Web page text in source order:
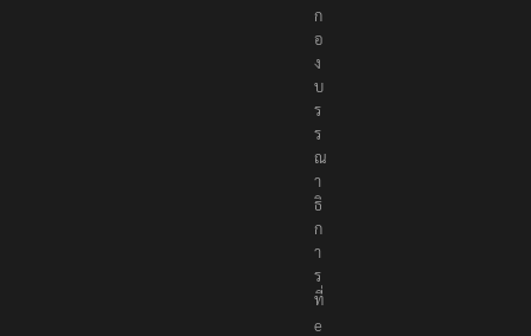
ก
อ
ง
บ
ร
ร
ณ
า
ธิ
ก
า
ร
ที่
e